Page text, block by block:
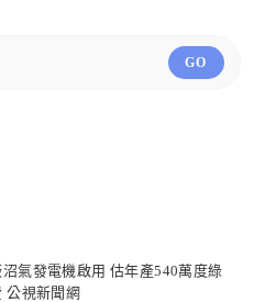
GO
氣發電機啟用 估年產540萬度綠
公視新聞網